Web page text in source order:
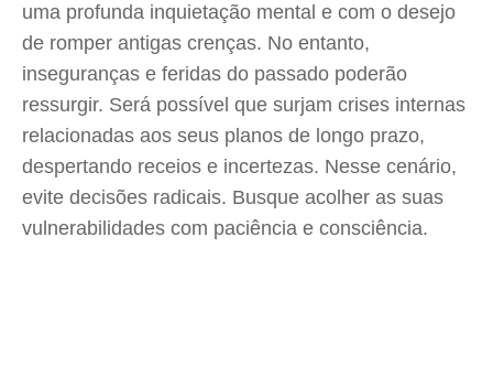
uma profunda inquietação mental e com o desejo
de romper antigas crenças. No entanto,
inseguranças e feridas do passado poderão
ressurgir. Será possível que surjam crises internas
relacionadas aos seus planos de longo prazo,
despertando receios e incertezas. Nesse cenário,
evite decisões radicais. Busque acolher as suas
vulnerabilidades com paciência e consciência.